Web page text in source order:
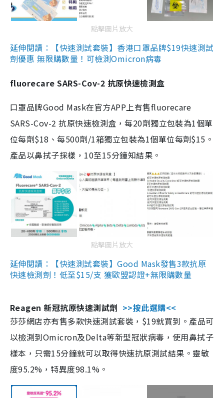
點擊圖片放大
延伸閱讀：【快速測試套裝】香港口罩品牌$19快速測試
劑優惠 無限購數量！可檢測Omicron病毒
fluorecare SARS-Cov-2 抗原快速檢測盒
口罩品牌Good Mask在官方APP上有售fluorecare
SARS-Cov-2 抗原快速檢測盒，每20劑獨立包裝為1個單
位每劑$18、每500劑/1箱獨立包裝為1個單位每劑$15。
產品以鼻拭子採樣，10至15分鐘知結果。
點擊圖片放大
延伸閱讀：【快速測試套裝】Good Mask發售3款抗原
快速檢測劑！低至$15/支 獲歐盟認證+無限購數量
Reagen 新冠抗原快速測試劑 >>按此選購<<
莎莎網店亦有售多款快速測試套裝，$19就買到。產品可
以檢測到Omicron及Delta等新型冠狀病毒，使用鼻拭子
樣本，只需15分鐘就可以取得快速抗原測試結果。靈敏
度95.2%，特異度98.1%。